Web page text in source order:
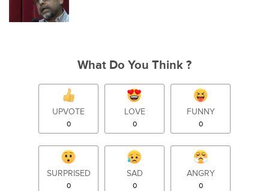
What Do You Think ?
UPVOTE
0
LOVE
0
FUNNY
0
SURPRISED
0
SAD
0
ANGRY
0